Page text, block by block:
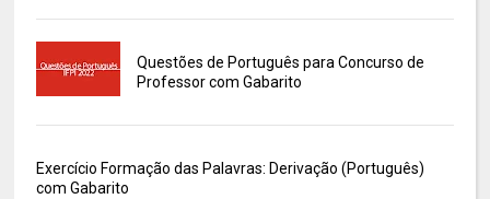
Questões de Português para Concurso de
Professor com Gabarito
Exercício Formação das Palavras: Derivação (Português)
com Gabarito